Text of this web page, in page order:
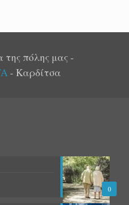
της πόλης μας -
- Καρδίτσα
0